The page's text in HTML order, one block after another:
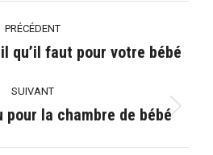
PRÉCÉDENT
Article
:
qu’il faut pour votre bébé
SUIVANT
Article
pour la chambre de bébé